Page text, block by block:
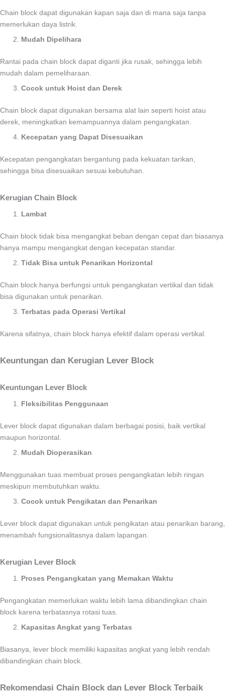
Chain block dapat digunakan kapan saja dan di mana saja tanpa
memerlukan daya listrik.
Mudah Dipelihara
Rantai pada chain block dapat diganti jika rusak, sehingga lebih
mudah dalam pemeliharaan.
Cocok untuk Hoist dan Derek
Chain block dapat digunakan bersama alat lain seperti hoist atau
derek, meningkatkan kemampuannya dalam pengangkatan.
Kecepatan yang Dapat Disesuaikan
Kecepatan pengangkatan bergantung pada kekuatan tarikan,
sehingga bisa disesuaikan sesuai kebutuhan.
Kerugian Chain Block
Lambat
Chain block tidak bisa mengangkat beban dengan cepat dan biasanya
hanya mampu mengangkat dengan kecepatan standar.
Tidak Bisa untuk Penarikan Horizontal
Chain block hanya berfungsi untuk pengangkatan vertikal dan tidak
bisa digunakan untuk penarikan.
Terbatas pada Operasi Vertikal
Karena sifatnya, chain block hanya efektif dalam operasi vertikal.
Keuntungan dan Kerugian Lever Block
Keuntungan Lever Block
Fleksibilitas Penggunaan
Lever block dapat digunakan dalam berbagai posisi, baik vertikal
maupun horizontal.
Mudah Dioperasikan
Menggunakan tuas membuat proses pengangkatan lebih ringan
meskipun membutuhkan waktu.
Cocok untuk Pengikatan dan Penarikan
Lever block dapat digunakan untuk pengikatan atau penarikan barang,
menambah fungsionalitasnya dalam lapangan.
Kerugian Lever Block
Proses Pengangkatan yang Memakan Waktu
Pengangkatan memerlukan waktu lebih lama dibandingkan chain
block karena terbatasnya rotasi tuas.
Kapasitas Angkat yang Terbatas
Biasanya, lever block memiliki kapasitas angkat yang lebih rendah
dibandingkan chain block.
Rekomendasi Chain Block dan Lever Block Terbaik